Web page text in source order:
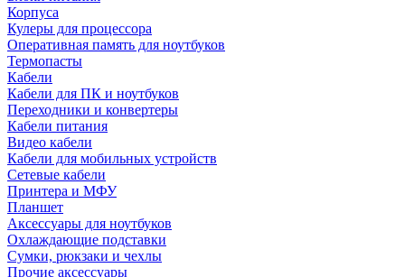
Корпуса
Кулеры для процессора
Оперативная память для ноутбуков
Термопасты
Кабели
Кабели для ПК и ноутбуков
Переходники и конвертеры
Кабели питания
Видео кабели
Кабели для мобильных устройств
Сетевые кабели
Принтера и МФУ
Планшет
Аксессуары для ноутбуков
Охлаждающие подставки
Сумки, рюкзаки и чехлы
Прочие аксессуары